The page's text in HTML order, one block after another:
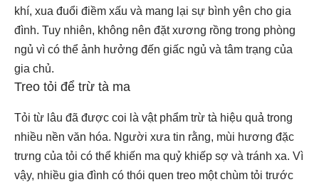
khí, xua đuổi điềm xấu và mang lại sự bình yên cho gia
đình. Tuy nhiên, không nên đặt xương rồng trong phòng
ngủ vì có thể ảnh hưởng đến giấc ngủ và tâm trạng của
gia chủ.
Treo tỏi để trừ tà ma
Tỏi từ lâu đã được coi là vật phẩm trừ tà hiệu quả trong
nhiều nền văn hóa. Người xưa tin rằng, mùi hương đặc
trưng của tỏi có thể khiến ma quỷ khiếp sợ và tránh xa. Vì
vậy, nhiều gia đình có thói quen treo một chùm tỏi trước